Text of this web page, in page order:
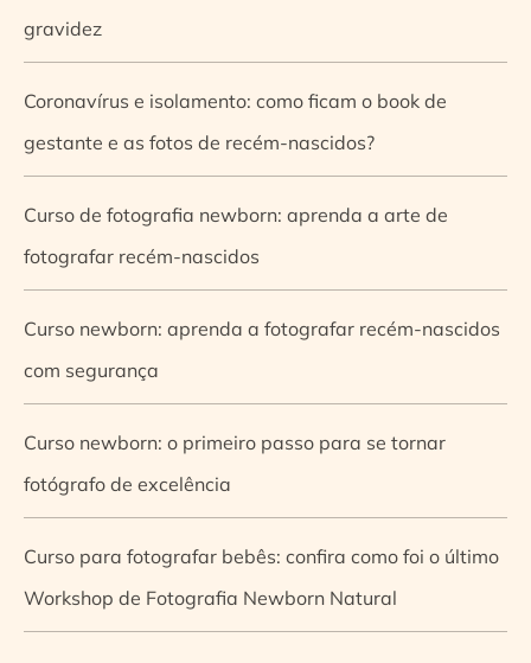
gravidez
Coronavírus e isolamento: como ficam o book de
gestante e as fotos de recém-nascidos?
Curso de fotografia newborn: aprenda a arte de
fotografar recém-nascidos
Curso newborn: aprenda a fotografar recém-nascidos
com segurança
Curso newborn: o primeiro passo para se tornar
fotógrafo de excelência
Curso para fotografar bebês: confira como foi o último
Workshop de Fotografia Newborn Natural